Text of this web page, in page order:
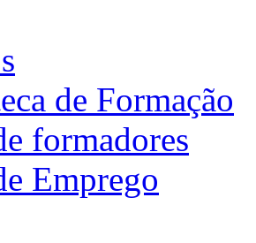
de Formação
formadores
Emprego